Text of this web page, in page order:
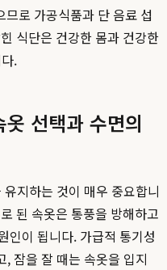
로 가공식품과 단 음료 섭
식단은 건강한 몸과 건강한
.
선택과 수면의
지하는 것이 매우 중요합니
된 속옷은 통풍을 방해하고
인이 됩니다. 가급적 통기성
잠을 잘 때는 속옷을 입지